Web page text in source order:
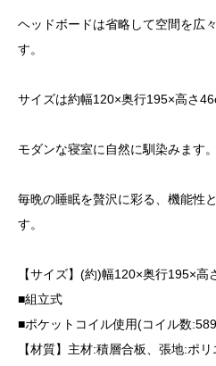
ヘッドボードは省略して空間を広
す。
サイズは約幅120×奥行195×高さ
モダンな寝室に自然に馴染みます。
毎晩の睡眠を贅沢に彩る、機能性
す。
【サイズ】(約)幅120×奥行195×高
■組立式
■ポケットコイル使用(コイル数
【材質】主材:積層合板、張地:ポ